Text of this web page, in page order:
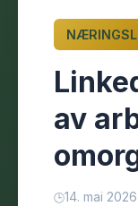
av
14. mai